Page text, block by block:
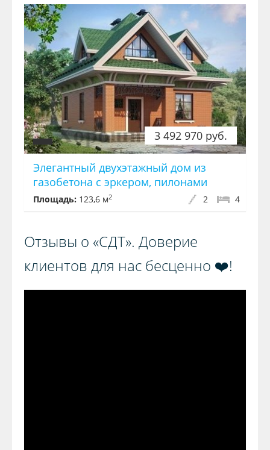
3 492 970 руб.
Элегантный двуxэтажный дом из
газобетона с эркером, пилонами
Площадь: 123,6 м2 4
2
Отзывы о «СДТ». Доверие
клиентов для нас бесценно ❤️!